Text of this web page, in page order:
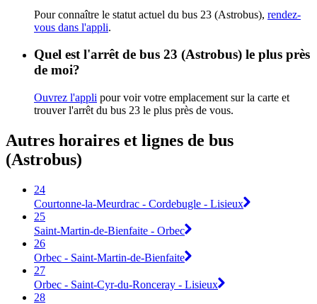
Pour connaître le statut actuel du bus 23 (Astrobus), rendez-
vous dans l'appli.
Quel est l'arrêt de bus 23 (Astrobus) le plus près
de moi?
Ouvrez l'appli pour voir votre emplacement sur la carte et
trouver l'arrêt du bus 23 le plus près de vous.
Autres horaires et lignes de bus
(Astrobus)
24
Courtonne-la-Meurdrac - Cordebugle - Lisieux
25
Saint-Martin-de-Bienfaite - Orbec
26
Orbec - Saint-Martin-de-Bienfaite
27
Orbec - Saint-Cyr-du-Ronceray - Lisieux
28